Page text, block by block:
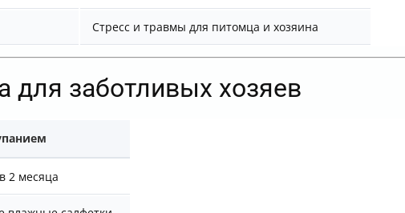
Стресс и травмы для питомца и хозяина
для заботливых хозяев
2 месяца